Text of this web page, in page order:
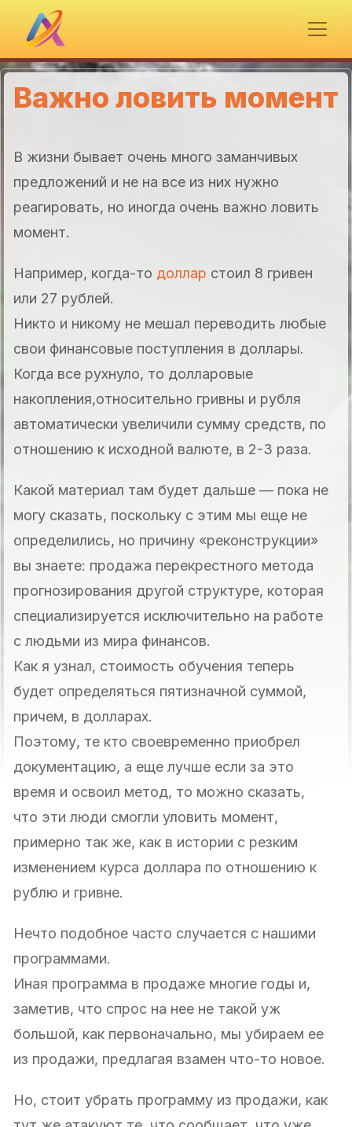
Важно ловить момент
В жизни бывает очень много заманчивых
предложений и не на все из них нужно
реагировать, но иногда очень важно ловить
момент.
Например, когда-то доллар стоил 8 гривен
или 27 рублей.
Никто и никому не мешал переводить любые
свои финансовые поступления в доллары.
Когда все рухнуло, то долларовые
накопления,относительно гривны и рубля
автоматически увеличили сумму средств, по
отношению к исходной валюте, в 2-3 раза.
Какой материал там будет дальше — пока не
могу сказать, поскольку с этим мы еще не
определились, но причину «реконструкции»
вы знаете: продажа перекрестного метода
прогнозирования другой структуре, которая
специализируется исключительно на работе
с людьми из мира финансов.
Как я узнал, стоимость обучения теперь
будет определяться пятизначной суммой,
причем, в долларах.
Поэтому, те кто своевременно приобрел
документацию, а еще лучше если за это
время и освоил метод, то можно сказать,
что эти люди смогли уловить момент,
примерно так же, как в истории с резким
изменением курса доллара по отношению к
рублю и гривне.
Нечто подобное часто случается с нашими
программами.
Иная программа в продаже многие годы и,
заметив, что спрос на нее не такой уж
большой, как первоначально, мы убираем ее
из продажи, предлагая взамен что-то новое.
Но, стоит убрать программу из продажи, как